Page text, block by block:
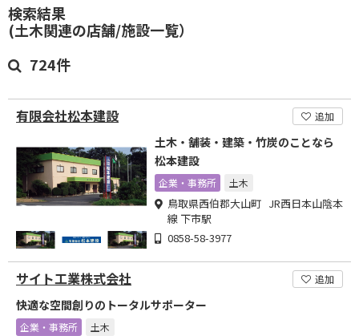
検索結果
(土木関連の店舗/施設一覧）
724件
有限会社松本建設 追加
土木・舗装・建築・竹炭のことなら
松本建設
企業・事務所 土木
鳥取県西伯郡大山町 JR西日本山陰本
線 下市駅
0858-58-3977
サイト工業株式会社 追加
快適な空間創りのトータルサポーター
企業・事務所 土木